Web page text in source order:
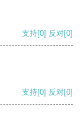
支持[0] 反对[0]
支持[0] 反对[0]